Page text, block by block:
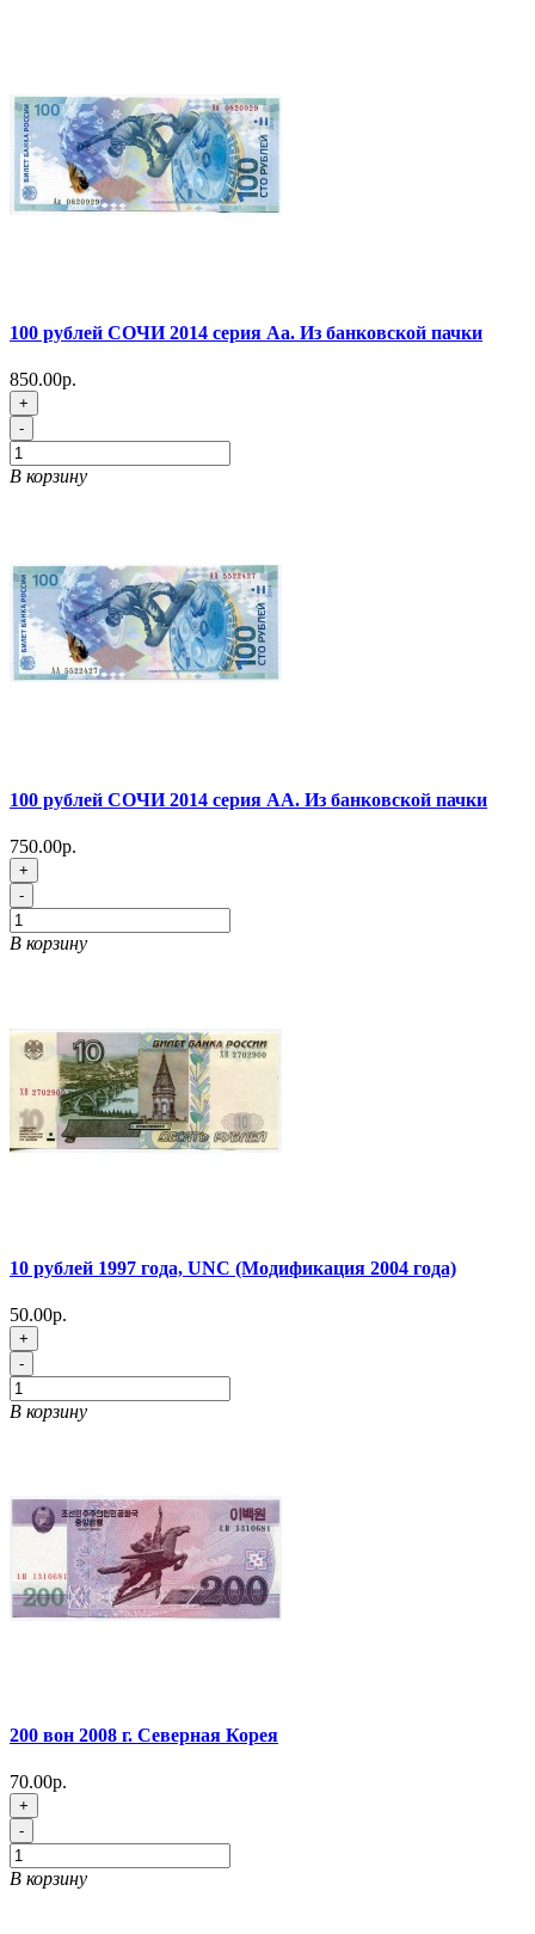
100 рублей СОЧИ 2014 серия Аа. Из банковской пачки
850.00р.
+
-
В корзину
100 рублей СОЧИ 2014 серия АА. Из банковской пачки
750.00р.
+
-
В корзину
10 рублей 1997 года, UNC (Модификация 2004 года)
50.00р.
+
-
В корзину
200 вон 2008 г. Северная Корея
70.00р.
+
-
В корзину